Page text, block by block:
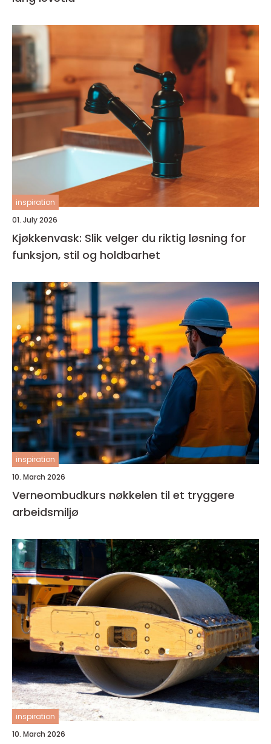
inspiration
01. July 2026
Kjøkkenvask: Slik velger du riktig løsning for
funksjon, stil og holdbarhet
inspiration
10. March 2026
Verneombudkurs nøkkelen til et tryggere
arbeidsmiljø
inspiration
10. March 2026